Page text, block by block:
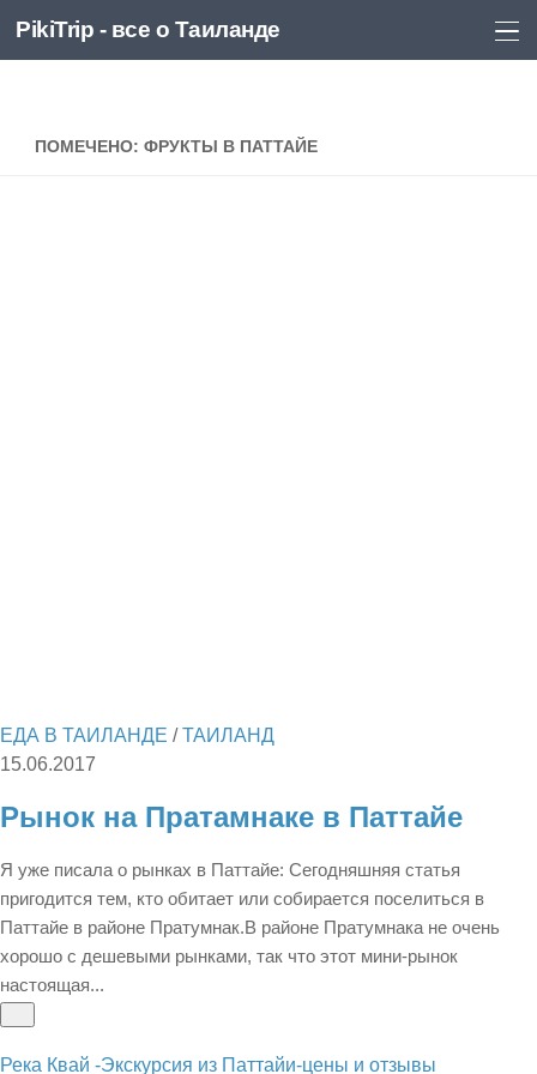
Перейти к содержимому
PikiTrip - все о Таиланде
PikiTrip - все о Таиланде
ПОМЕЧЕНО: ФРУКТЫ В ПАТТАЙЕ
ЕДА В ТАИЛАНДЕ /ТАИЛАНД
15.06.2017
Рынок на Пратамнаке в Паттайе
Я уже писала о рынках в Паттайе: Сегодняшняя статья
пригодится тем, кто обитает или собирается поселиться в
Паттайе в районе Пратумнак.В районе Пратумнака не очень
хорошо с дешевыми рынками, так что этот мини-рынок
настоящая...
Река Квай -Экскурсия из Паттайи-цены и отзывы